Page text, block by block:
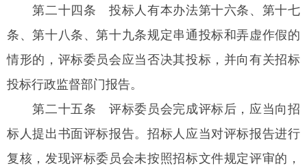
第二十四条 投标人有本办法第十六条、第十七
条、第十八条、第十九条规定串通投标和弄虚作假的
情形的，评标委员会应当否决其投标，并向有关招标
投标行政监督部门报告。
第二十五条 评标委员会完成评标后，应当向招
标人提出书面评标报告。招标人应当对评标报告进行
复核，发现评标委员会未按照招标文件规定评审的，